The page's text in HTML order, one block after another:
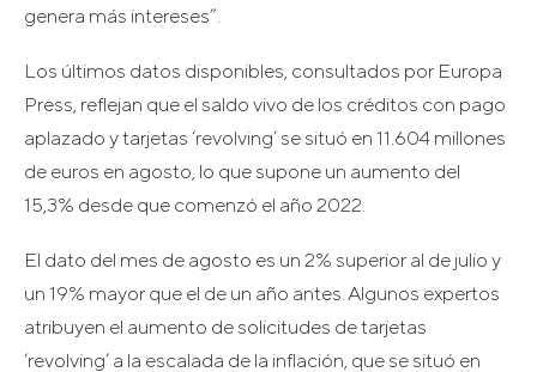
genera más intereses”.
Los últimos datos disponibles, consultados por Europa
Press, reflejan que el saldo vivo de los créditos con pago
aplazado y tarjetas ‘revolving’ se situó en 11.604 millones
de euros en agosto, lo que supone un aumento del
15,3% desde que comenzó el año 2022.
El dato del mes de agosto es un 2% superior al de julio y
un 19% mayor que el de un año antes. Algunos expertos
atribuyen el aumento de solicitudes de tarjetas
‘revolving’ a la escalada de la inflación, que se situó en